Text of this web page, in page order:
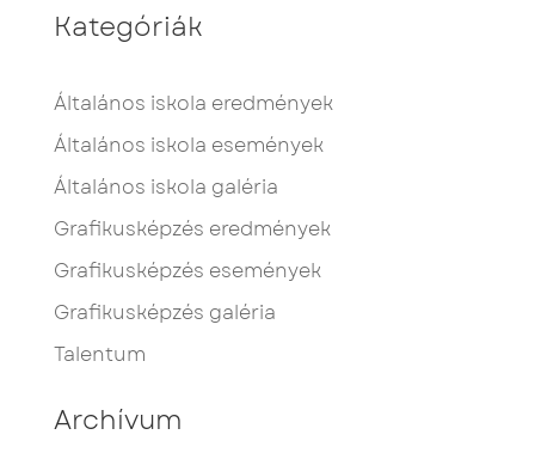
Kategóriák
Általános iskola eredmények
Általános iskola események
Általános iskola galéria
Grafikusképzés eredmények
Grafikusképzés események
Grafikusképzés galéria
Talentum
Archívum